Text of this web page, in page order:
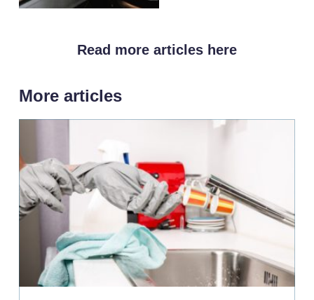
Read more articles here
More articles